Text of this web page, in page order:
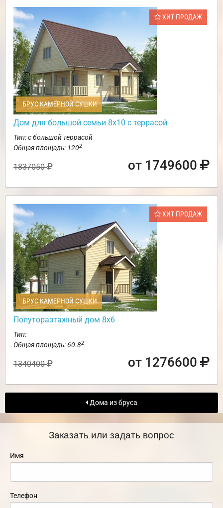
ХИТ ПРОДАЖ
БРУС КАМЕРНОЙ СУШКИ
Дом для большой семьи 8х10 с террасой
Тип: с большой террасой
Общая площадь: 1202
1837050 от 1749600
ХИТ ПРОДАЖ
БРУС КАМЕРНОЙ СУШКИ
Полутораэтажный дом 8х6
Тип:
Общая площадь: 60.82
1340400 от 1276600
Дома из бруса
Заказать или задать вопрос
Имя
Телефон